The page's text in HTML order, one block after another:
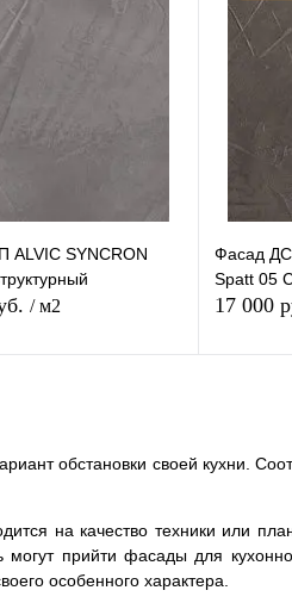
1 клик
ALVIC SYNCRON
/ м2
Фасад
Spatt 05
17 000
обстановки своей кухни.
на качество техники или
могут прийти фасады для
особенного характера.